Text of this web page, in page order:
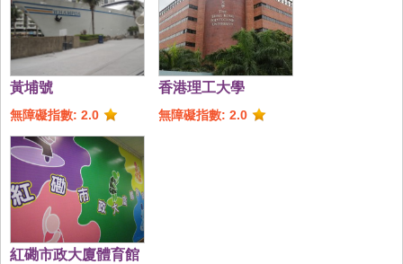
黃埔號
無障礙指數: 2.0
香港理工大學
無障礙指數: 2.0
紅磡市政大廈體育館